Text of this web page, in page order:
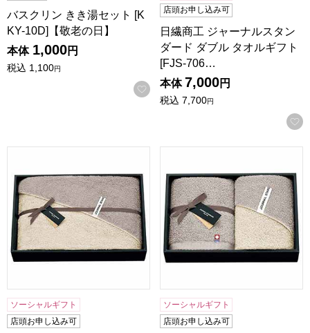
バスクリン きき湯セット [K
KY-10D]【敬老の日】
本体 1,000円
税込 1,100円
お気に入りに登録する
店頭お申し込み可
日繊商工 ジャーナルスタン
ダード ダブル タオルギフト
[FJS-706…
本体 7,000円
税込 7,700円
ソーシャルギフト
店頭お申し込み可
ソーシャルギフト
店頭お申し込み可